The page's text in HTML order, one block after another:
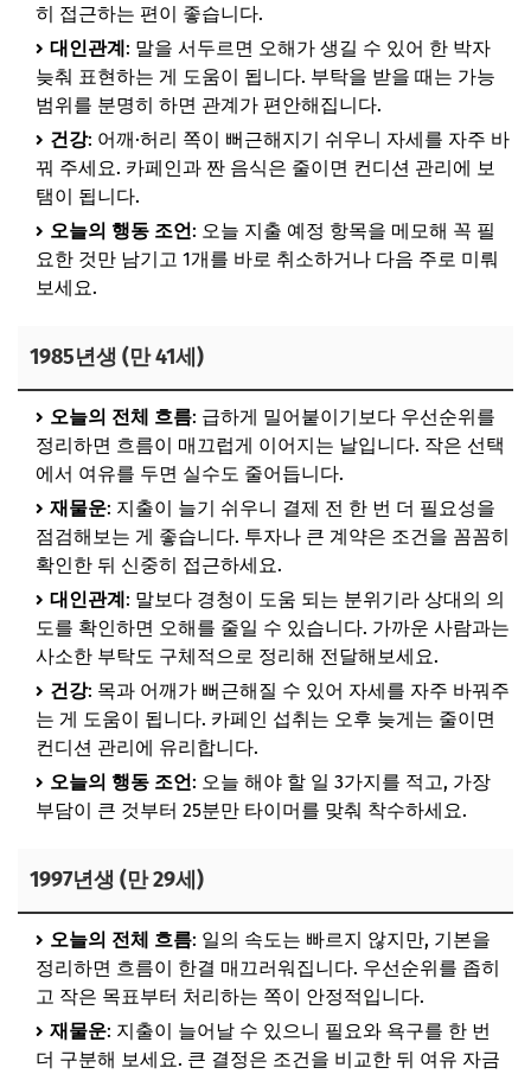
히 접근하는 편이 좋습니다.
대인관계: 말을 서두르면 오해가 생길 수 있어 한 박자
늦춰 표현하는 게 도움이 됩니다. 부탁을 받을 때는 가능
범위를 분명히 하면 관계가 편안해집니다.
건강: 어깨·허리 쪽이 뻐근해지기 쉬우니 자세를 자주 바
꿔 주세요. 카페인과 짠 음식은 줄이면 컨디션 관리에 보
탬이 됩니다.
오늘의 행동 조언: 오늘 지출 예정 항목을 메모해 꼭 필
요한 것만 남기고 1개를 바로 취소하거나 다음 주로 미뤄
보세요.
1985년생 (만 41세)
오늘의 전체 흐름: 급하게 밀어붙이기보다 우선순위를
정리하면 흐름이 매끄럽게 이어지는 날입니다. 작은 선택
에서 여유를 두면 실수도 줄어듭니다.
재물운: 지출이 늘기 쉬우니 결제 전 한 번 더 필요성을
점검해보는 게 좋습니다. 투자나 큰 계약은 조건을 꼼꼼히
확인한 뒤 신중히 접근하세요.
대인관계: 말보다 경청이 도움 되는 분위기라 상대의 의
도를 확인하면 오해를 줄일 수 있습니다. 가까운 사람과는
사소한 부탁도 구체적으로 정리해 전달해보세요.
건강: 목과 어깨가 뻐근해질 수 있어 자세를 자주 바꿔주
는 게 도움이 됩니다. 카페인 섭취는 오후 늦게는 줄이면
컨디션 관리에 유리합니다.
오늘의 행동 조언: 오늘 해야 할 일 3가지를 적고, 가장
부담이 큰 것부터 25분만 타이머를 맞춰 착수하세요.
1997년생 (만 29세)
오늘의 전체 흐름: 일의 속도는 빠르지 않지만, 기본을
정리하면 흐름이 한결 매끄러워집니다. 우선순위를 좁히
고 작은 목표부터 처리하는 쪽이 안정적입니다.
재물운: 지출이 늘어날 수 있으니 필요와 욕구를 한 번
더 구분해 보세요. 큰 결정은 조건을 비교한 뒤 여유 자금